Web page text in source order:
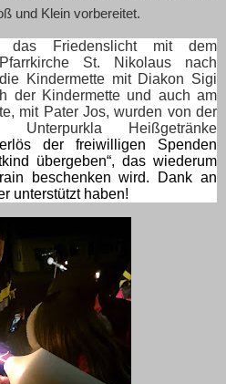
und Klein vorbereitet.
das Friedenslicht mit dem
St. Nikolaus nach
Kindermette mit Diakon Sigi
der Kindermette und auch am
mit Pater Jos, wurden von der
Unterpurkla Heißgetränke
der freiwilligen Spenden
übergeben“, das wiederum
beschenken wird. Dank an
unterstützt haben!